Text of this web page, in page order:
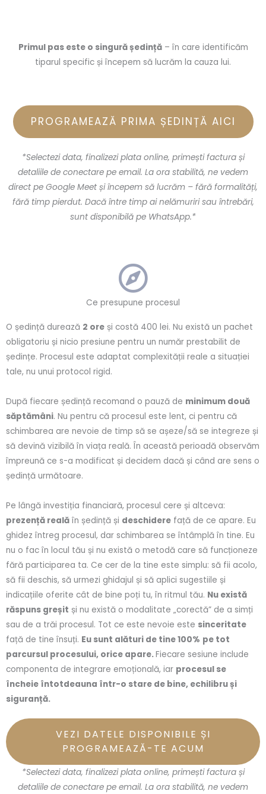
Primul pas este o singură ședință– în care identificăm
tiparul specific și începem să lucrăm la cauza lui.
PROGRAMEAZĂ PRIMA ȘEDINȚĂ AICI
*Selectezi data, finalizezi plata online, primești factura și
detaliile de conectare pe email. La ora stabilită, ne vedem
direct pe Google Meet și începem să lucrăm – fără formalități,
fără timp pierdut. Dacă între timp ai nelămuriri sau întrebări,
sunt disponibilă pe WhatsApp.*
Ce presupune procesul
O ședință durează 2 ore și costă 400 lei. Nu există un pachet
obligatoriu și nicio presiune pentru un număr prestabilit de
ședințe. Procesul este adaptat complexității reale a situației
tale, nu unui protocol rigid.
După fiecare ședință recomand o pauză de minimum două
săptămâni. Nu pentru că procesul este lent, ci pentru că
schimbarea are nevoie de timp să se așeze/să se integreze și
să devină vizibilă în viața reală. În această perioadă observăm
împreună ce s-a modificat și decidem dacă și când are sens o
ședință următoare.
Pe lângă investiția financiară, procesul cere și altceva:
prezență reală în ședință și deschidere față de ce apare. Eu
ghidez întreg procesul, dar schimbarea se întâmplă în tine. Eu
nu o fac în locul tău și nu există o metodă care să funcționeze
fără participarea ta. Ce cer de la tine este simplu: să fii acolo,
să fii deschis, să urmezi ghidajul și să aplici sugestiile și
indicațiile oferite cât de bine poți tu, în ritmul tău. Nu există
răspuns greșit și nu există o modalitate „corectă” de a simți
sau de a trăi procesul. Tot ce este nevoie este sinceritate
față de tine însuți. Eu sunt alături de tine 100% pe tot
parcursul procesului, orice apare.Fiecare sesiune include
componenta de integrare emoțională, iar procesul se
încheie întotdeauna într-o stare de bine, echilibru și
siguranță.
VEZI DATELE DISPONIBILE ȘI
PROGRAMEAZĂ-TE ACUM
*Selectezi data, finalizezi plata online, primești factura și
detaliile de conectare pe email. La ora stabilită, ne vedem